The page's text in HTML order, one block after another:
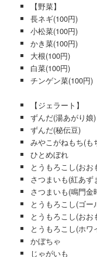
【野菜】
長ネギ(100円)
小松菜(100円)
かき菜(100円)
大根(100円)
白菜(100円)
チンゲン菜(100円)
【ジェラート】
ずんだ(湯あがり娘)
ずんだ(秘伝豆)
みやこがねもち(も
ひとめぼれ
とうもろこし(おお
さつまいも(紅あず
さつまいも(鳴門金
とうもろこし(ゴー
とうもろこし(おお
とうもろこし(ホワ
かぼちゃ
じゃがいも